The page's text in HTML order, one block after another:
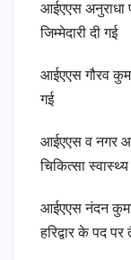
आईएएस अनुराधा
जिम्मेदारी दी गई
आईएएस गौरव
गई
आईएएस व नगर
चिकित्सा
आईएएस नंदन
हरिद्वार के पद पर